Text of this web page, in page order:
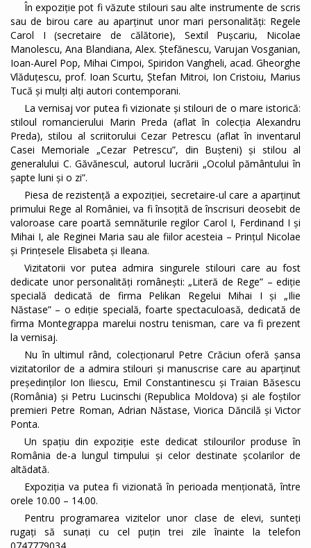
În expoziție pot fi văzute stilouri sau alte instrumente de scris
sau de birou care au aparținut unor mari personalități: Regele
Carol I (secretaire de călătorie), Sextil Pușcariu, Nicolae
Manolescu, Ana Blandiana, Alex. Ștefănescu, Varujan Vosganian,
Ioan-Aurel Pop, Mihai Cimpoi, Spiridon Vangheli, acad. Gheorghe
Vlăduțescu, prof. Ioan Scurtu, Ștefan Mitroi, Ion Cristoiu, Marius
Tucă și mulți alți autori contemporani.
La vernisaj vor putea fi vizionate și stilouri de o mare istorică:
stiloul romancierului Marin Preda (aflat în colecția Alexandru
Preda), stilou al scriitorului Cezar Petrescu (aflat în inventarul
Casei Memoriale „Cezar Petrescu”, din Bușteni) și stilou al
generalului C. Găvănescul, autorul lucrării „Ocolul pământului în
șapte luni și o zi”.
Piesa de rezistență a expoziției, secretaire-ul care a aparținut
primului Rege al României, va fi însoțită de înscrisuri deosebit de
valoroase care poartă semnăturile regilor Carol I, Ferdinand I și
Mihai I, ale Reginei Maria sau ale fiilor acesteia – Prințul Nicolae
și Prințesele Elisabeta și Ileana.
Vizitatorii vor putea admira singurele stilouri care au fost
dedicate unor personalități românești: „Literă de Rege” – ediție
specială dedicată de firma Pelikan Regelui Mihai I și „Ilie
Năstase” – o ediție specială, foarte spectaculoasă, dedicată de
firma Montegrappa marelui nostru tenisman, care va fi prezent
la vernisaj.
Nu în ultimul rând, colecționarul Petre Crăciun oferă șansa
vizitatorilor de a admira stilouri și manuscrise care au aparținut
președinților Ion Iliescu, Emil Constantinescu și Traian Băsescu
(România) și Petru Lucinschi (Republica Moldova) și ale foștilor
premieri Petre Roman, Adrian Năstase, Viorica Dăncilă și Victor
Ponta.
Un spațiu din expoziție este dedicat stilourilor produse în
România de-a lungul timpului și celor destinate școlarilor de
altădată.
Expoziția va putea fi vizionată în perioada menționată, între
orele 10.00 – 14.00.
Pentru programarea vizitelor unor clase de elevi, sunteți
rugați să sunați cu cel puțin trei zile înainte la telefon